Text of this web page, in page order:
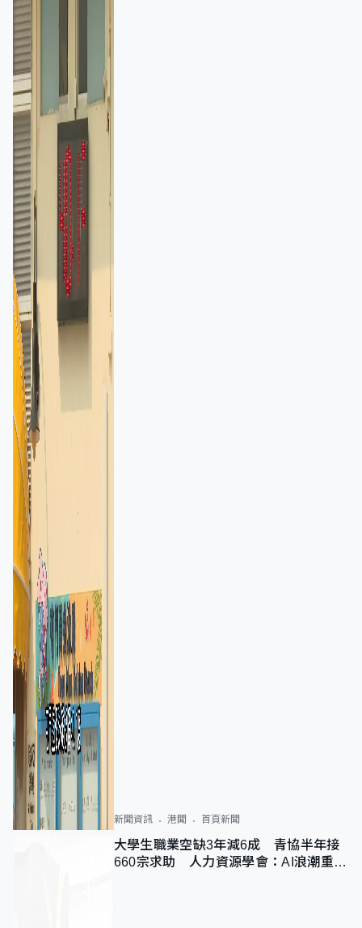
新聞資訊 港聞 首頁新聞
大學生職業空缺3年減6成 青協半年接
660宗求助 人力資源學會：AI浪潮重整